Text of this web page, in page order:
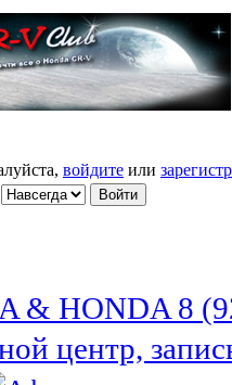
войдите или
& HONDA 8
центр,